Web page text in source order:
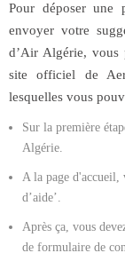
Pour déposer une
envoyer votre
d’Air Algérie, vous
site officiel de
lesquelles vous
Sur la première
Algérie.
A la page d'accueil,
d’aide’.
Après ça, vous
de formulaire de